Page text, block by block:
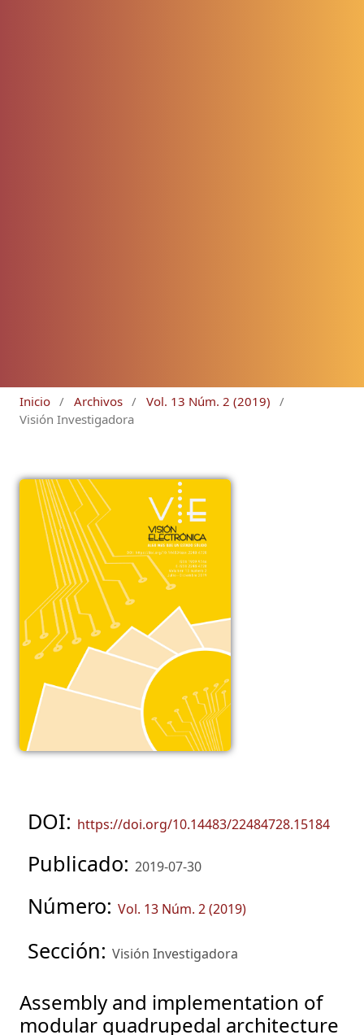
Inicio / Archivos / Vol. 13 Núm. 2 (2019)
/
Visión Investigadora
DOI: https://doi.org/10.14483/22484728.15184
Publicado: 2019-07-30
Número: Vol. 13 Núm. 2 (2019)
Sección: Visión Investigadora
Assembly and implementation of
modular quadrupedal architecture